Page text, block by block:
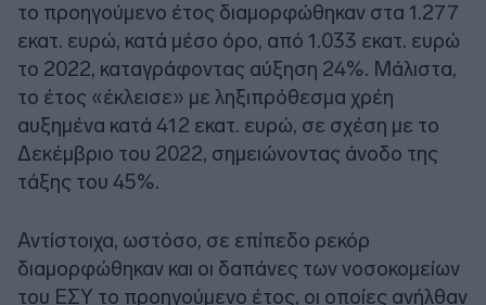
το προηγούμενο έτος διαμορφώθηκαν στα 1.277
εκατ. ευρώ, κατά μέσο όρο, από 1.033 εκατ. ευρώ
το 2022, καταγράφοντας αύξηση 24%. Μάλιστα,
το έτος «έκλεισε» με ληξιπρόθεσμα χρέη
αυξημένα κατά 412 εκατ. ευρώ, σε σχέση με το
Δεκέμβριο του 2022, σημειώνοντας άνοδο της
τάξης του 45%.
Αντίστοιχα, ωστόσο, σε επίπεδο ρεκόρ
διαμορφώθηκαν και οι δαπάνες των νοσοκομείων
του ΕΣΥ το προηγούμενο έτος, οι οποίες ανήλθαν